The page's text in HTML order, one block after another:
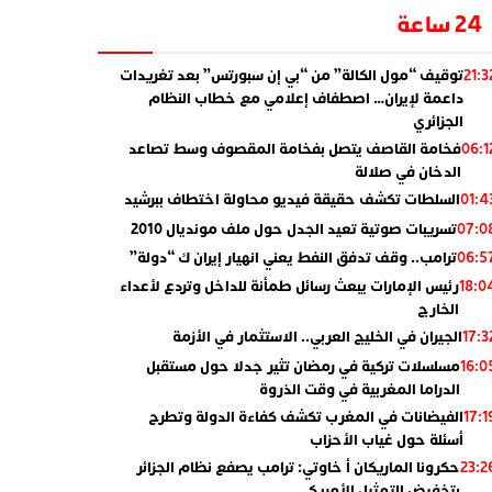
24 ساعة
توقيف “مول الكالة” من “بي إن سبورتس” بعد تغريدات
داعمة لإيران… اصطفاف إعلامي مع خطاب النظام
الجزائري
فخامة القاصف يتصل بفخامة المقصوف وسط تصاعد
الدخان في صلالة
السلطات تكشف حقيقة فيديو محاولة اختطاف ببرشيد
تسريبات صوتية تعيد الجدل حول ملف مونديال 2010
ترامب.. وقف تدفق النفط يعني انهيار إيران ك “دولة”
رئيس الإمارات يبعث رسائل طمأنة للداخل وتردع لأعداء
الخارج
الجيران في الخليج العربي.. الاستثمار في الأزمة
مسلسلات تركية في رمضان تثير جدلا حول مستقبل
الدراما المغربية في وقت الذروة
الفيضانات في المغرب تكشف كفاءة الدولة وتطرح
أسئلة حول غياب الأحزاب
حكرونا الماريكان أ خاوتي: ترامب يصفع نظام الجزائر